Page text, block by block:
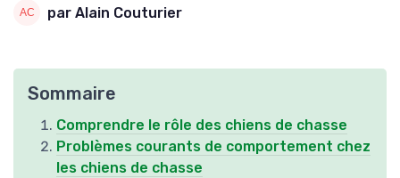
par Alain Couturier
Sommaire
Comprendre le rôle des chiens de chasse
Problèmes courants de comportement chez
les chiens de chasse